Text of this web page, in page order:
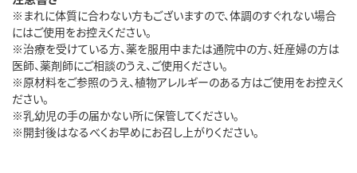
※まれに体質に合わない方もございますので、体調のすぐれない場合
にはご使用をお控えください。​
※治療を受けている方、薬を服用中または通院中の方、妊産婦の方は
医師、薬剤師にご相談のうえ、ご使用ください。
※原材料をご参照のうえ、植物アレルギーのある方はご使用をお控えく
ださい。​
※乳幼児の手の届かない所に保管してください。
※開封後はなるべくお早めにお召し上がりください。​